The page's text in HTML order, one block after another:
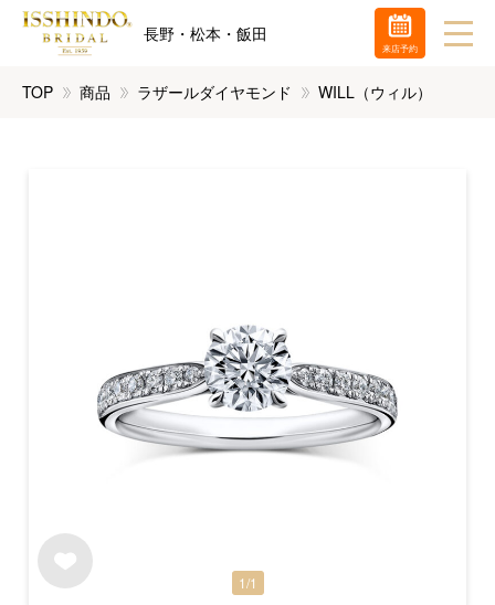
長野・松本・飯田
TOP 商品 ラザールダイヤモンド WILL（ウィル）
1/1
来店予約